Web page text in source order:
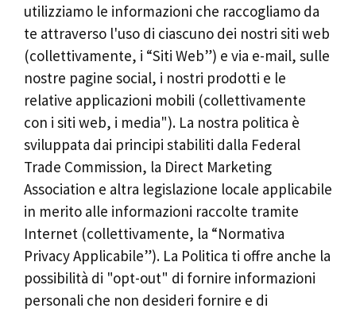
utilizziamo le informazioni che raccogliamo da
te attraverso l'uso di ciascuno dei nostri siti web
(collettivamente, i “Siti Web”) e via e-mail, sulle
nostre pagine social, i nostri prodotti e le
relative applicazioni mobili (collettivamente
con i siti web, i media"). La nostra politica è
sviluppata dai principi stabiliti dalla Federal
Trade Commission, la Direct Marketing
Association e altra legislazione locale applicabile
in merito alle informazioni raccolte tramite
Internet (collettivamente, la “Normativa
Privacy Applicabile”). La Politica ti offre anche la
possibilità di "opt-out" di fornire informazioni
personali che non desideri fornire e di